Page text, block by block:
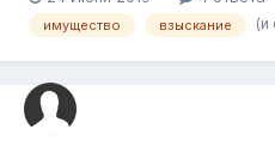
недорогую в регионе РК
находится в залоге у другого
имущество взыскание (и